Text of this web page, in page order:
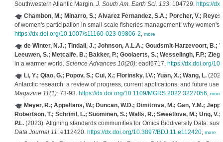
Southwestern Atlantic Margin. J. South Am. Earth Sci. 133: 104729. https://
Chambon, M.; Minarro, S.; Alvarez Fernandez, S.A.; Porcher, V.;
of women's participation in small-scale fisheries management: why women's
https://dx.doi.org/10.1007/s11160-023-09806-2, more
de Winter, N.J.; Tindall, J.; Johnson, A.L.A.; Goudsmit-Harzevoort, B.;
Leeuwen, S.; Metcalfe, B.; Bakker, P.; Goolaerts, S.; Wesselingh, F.P.;
in a warmer world. Science Advances 10(20): eadl6717. https://dx.doi.org/
Li, Y.; Qiao, G.; Popov, S.; Cui, X.; Florinsky, I.V.; Yuan, X.; Wang, L.
Antarctic research: a review of progress, current applications, and future use
Magazine 11(1): 73-93. https://dx.doi.org/10.1109/MGRS.2022.3227056, more
Meyer, R.; Appeltans, W.; Duncan, W.D.; Dimitrova, M.; Gan, Y.M.;
Robertson, T.; Schriml, L.; Suominen, S.; Walls, R.; Sweetlove, M.; Ung,
P.L.(2023). Aligning standards communities for Omics Biodiversity Data:
Data Journal 11: e112420. https://dx.doi.org/10.3897/BDJ.11.e112420, more